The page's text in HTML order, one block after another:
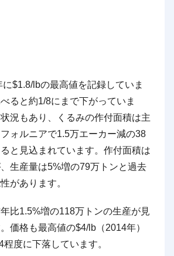
$1.8/lbの最高値を記録していま
ると約1/8にまで下がっていま
況もあり、くるみの作付面積は主
ォルニアで1.5万エーカー減の38
と見込まれています。作付面積は
生産量は5%増の79万トンと過去
があります。
比1.5%増の118万トンの生産が見
価格も最高値の$4/lb（2014年）
度に下落しています。